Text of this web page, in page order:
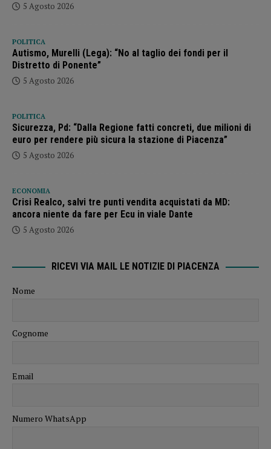
5 Agosto 2026
POLITICA
Autismo, Murelli (Lega): “No al taglio dei fondi per il
Distretto di Ponente”
5 Agosto 2026
POLITICA
Sicurezza, Pd: “Dalla Regione fatti concreti, due milioni di
euro per rendere più sicura la stazione di Piacenza”
5 Agosto 2026
ECONOMIA
Crisi Realco, salvi tre punti vendita acquistati da MD:
ancora niente da fare per Ecu in viale Dante
5 Agosto 2026
RICEVI VIA MAIL LE NOTIZIE DI PIACENZA
Nome
Cognome
Email
Numero WhatsApp